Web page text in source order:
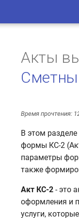
Акты
Время прочтения:
В этом
формы КС-2
параметры
также
Акт КС-2 - это
оформления и
услуги,